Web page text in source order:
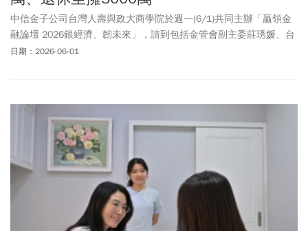
中信金子公司台灣人壽與政大商學院於週一(6/1)共同主辦「贏領金
融論壇 2026銀經濟、韌未來」，請到包括金管會副主委莊琇媛、台
灣人壽董事長許舒博與政治大學校長李蔡彥等貴賓到場致詞，為台
日期：2026-06-01